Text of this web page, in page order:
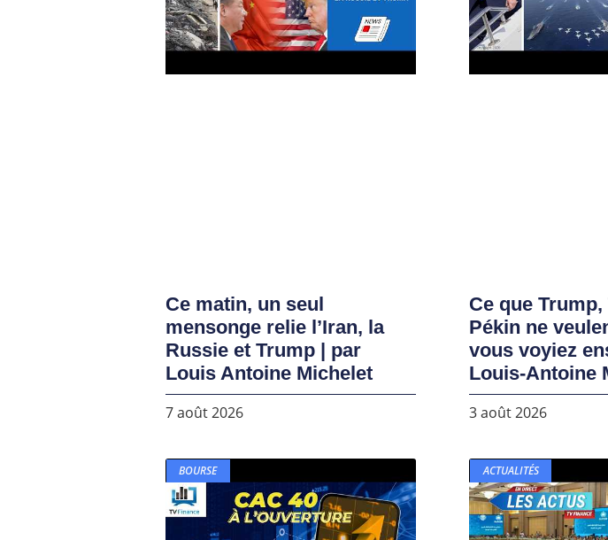
Ce matin, un seul
mensonge relie l’Iran, la
Russie et Trump | par
Louis Antoine Michelet
7 août 2026
Ce que
Pékin ne
vous voyiez
Louis-Antoine
3 août 2026
BOURSE ACTUALITÉS